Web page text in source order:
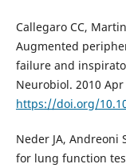
Callegaro CC,
Augmented
failure and
Neurobiol. 2010 Apr
https://doi.org/
Neder JA, Andreoni
for lung function